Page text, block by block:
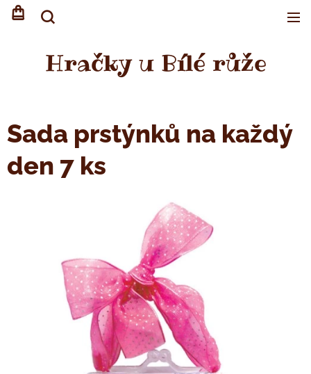
Hračky u Bílé růže
Sada prstýnků na každý
den 7 ks